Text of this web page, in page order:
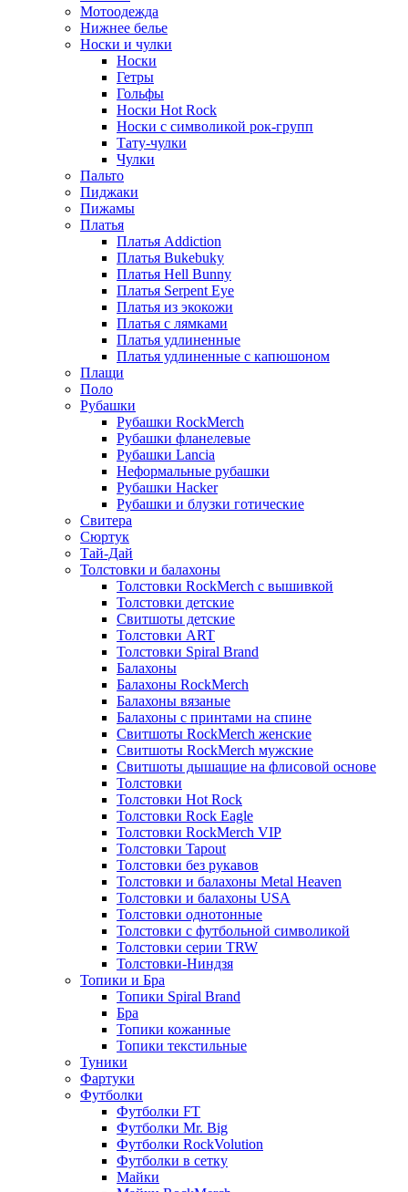
Мотоодежда
Нижнее белье
Носки и чулки
Носки
Гетры
Гольфы
Носки Hot Rock
Носки с символикой рок-групп
Тату-чулки
Чулки
Пальто
Пиджаки
Пижамы
Платья
Платья Addiction
Платья Bukebuky
Платья Hell Bunny
Платья Serpent Eye
Платья из экокожи
Платья с лямками
Платья удлиненные
Платья удлиненные с капюшоном
Плащи
Поло
Рубашки
Рубашки RockMerch
Рубашки фланелевые
Рубашки Lancia
Неформальные рубашки
Рубашки Hacker
Рубашки и блузки готические
Свитера
Сюртук
Тай-Дай
Толстовки и балахоны
Толстовки RockMerch с вышивкой
Толстовки детские
Свитшоты детские
Толстовки ART
Толстовки Spiral Brand
Балахоны
Балахоны RockMerch
Балахоны вязаные
Балахоны с принтами на спине
Свитшоты RockMerch женские
Свитшоты RockMerch мужские
Свитшоты дышащие на флисовой основе
Толстовки
Толстовки Hot Rock
Толстовки Rock Eagle
Толстовки RockMerch VIP
Толстовки Tapout
Толстовки без рукавов
Толстовки и балахоны Metal Heaven
Толстовки и балахоны USA
Толстовки однотонные
Толстовки с футбольной символикой
Толстовки серии TRW
Толстовки-Ниндзя
Топики и Бра
Топики Spiral Brand
Бра
Топики кожанные
Топики текстильные
Туники
Фартуки
Футболки
Футболки FT
Футболки Mr. Big
Футболки RockVolution
Футболки в сетку
Майки